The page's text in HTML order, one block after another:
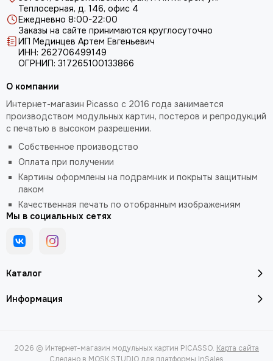
Теплосерная, д. 146, офис 4
Ежедневно 8:00-22:00
Заказы на сайте принимаются круглосуточно
ИП Мединцев Артем Евгеньевич
ИНН: 262706499149
ОГРНИП: 317265100133866
Каталог
Информация
О компании
Интернет-магазин Picasso с 2016 года занимается
производством модульных картин, постеров и репродукций
с печатью в высоком разрешении.
Собственное производство
Оплата при получении
Картины оформлены на подрамник и покрыты защитным
лаком
Качественная печать по отобранным изображениям
Мы в социальных сетях
2026 © Интернет-магазин модульных картин PICASSO. Карта сайта